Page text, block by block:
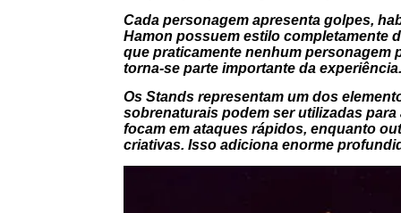
Cada personagem apresenta golpes,
Hamon possuem estilo completamente
que praticamente nenhum personagem
torna-se parte importante da
Os Stands representam um dos
sobrenaturais podem ser utilizadas
focam em ataques rápidos, enquanto
criativas. Isso adiciona enorme